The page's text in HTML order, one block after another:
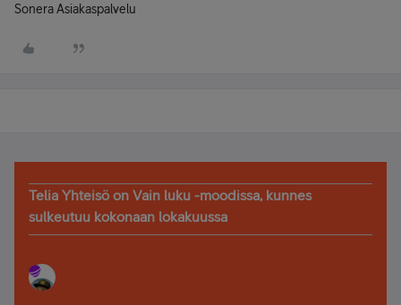
Sonera Asiakaspalvelu
Telia Yhteisö on Vain luku -moodissa, kunnes
sulkeutuu kokonaan lokakuussa